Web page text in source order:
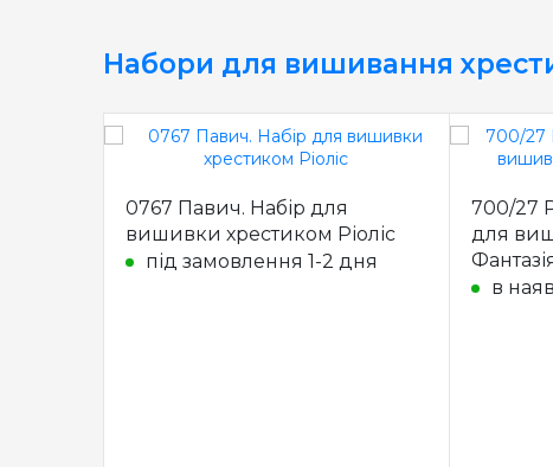
Набори для вишивання
0767 Павич. Набір для
вишивки хрестиком Ріоліс
під замовлення 1-2 дня
700/27
для
в